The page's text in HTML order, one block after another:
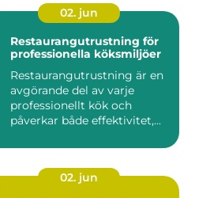
02. jun
Restaurangutrustning för
professionella köksmiljöer
Restaurangutrustning är en
avgörande del av varje
professionellt kök och
påverkar både effektivitet,...
02. jun